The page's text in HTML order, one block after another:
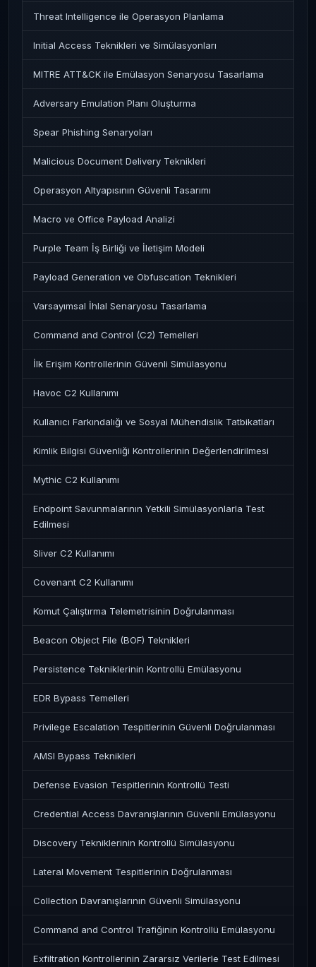
Threat Intelligence ile Operasyon Planlama
Initial Access Teknikleri ve Simülasyonları
MITRE ATT&CK ile Emülasyon Senaryosu Tasarlama
Adversary Emulation Planı Oluşturma
Spear Phishing Senaryoları
Malicious Document Delivery Teknikleri
Operasyon Altyapısının Güvenli Tasarımı
Macro ve Office Payload Analizi
Purple Team İş Birliği ve İletişim Modeli
Payload Generation ve Obfuscation Teknikleri
Varsayımsal İhlal Senaryosu Tasarlama
Command and Control (C2) Temelleri
İlk Erişim Kontrollerinin Güvenli Simülasyonu
Havoc C2 Kullanımı
Kullanıcı Farkındalığı ve Sosyal Mühendislik Tatbikatları
Kimlik Bilgisi Güvenliği Kontrollerinin Değerlendirilmesi
Mythic C2 Kullanımı
Endpoint Savunmalarının Yetkili Simülasyonlarla Test
Edilmesi
Sliver C2 Kullanımı
Covenant C2 Kullanımı
Komut Çalıştırma Telemetrisinin Doğrulanması
Beacon Object File (BOF) Teknikleri
Persistence Tekniklerinin Kontrollü Emülasyonu
EDR Bypass Temelleri
Privilege Escalation Tespitlerinin Güvenli Doğrulanması
AMSI Bypass Teknikleri
Defense Evasion Tespitlerinin Kontrollü Testi
Credential Access Davranışlarının Güvenli Emülasyonu
Discovery Tekniklerinin Kontrollü Simülasyonu
Lateral Movement Tespitlerinin Doğrulanması
Collection Davranışlarının Güvenli Simülasyonu
Command and Control Trafiğinin Kontrollü Emülasyonu
Exfiltration Kontrollerinin Zararsız Verilerle Test Edilmesi